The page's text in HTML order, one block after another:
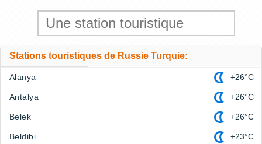
Stations touristiques de Russie Turquie:
Alanya +26°C
Antalya +26°C
Belek +26°C
Beldibi +23°C